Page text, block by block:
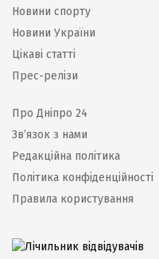
Новини спорту
Новини України
Цікаві статті
Прес-релізи
Про Дніпро 24
Зв’язок з нами
Редакційна політика
Політика конфіденційності
Правила користування